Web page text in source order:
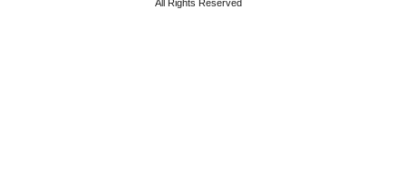
All Rights Reserved